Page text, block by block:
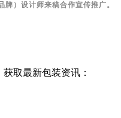
）设计师来稿合作宣传推广。
取最新包装资讯：